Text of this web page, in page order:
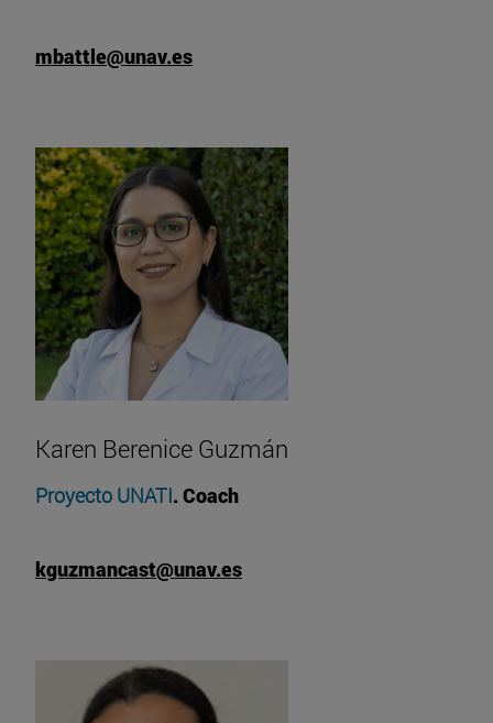
mbattle@unav.es
Karen Berenice Guzmán
Proyecto UNATI. Coach
kguzmancast@unav.es